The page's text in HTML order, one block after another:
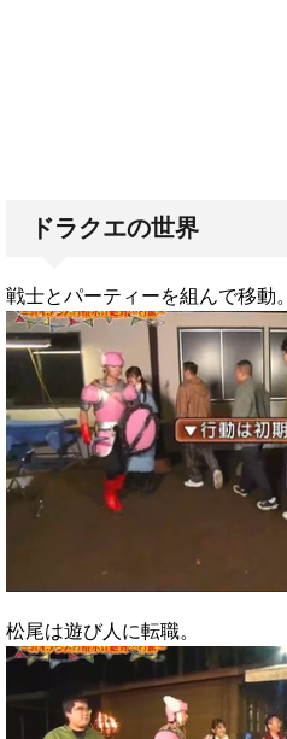
ドラクエの世界
戦士とパーティーを組んで移動。
松尾は遊び人に転職。